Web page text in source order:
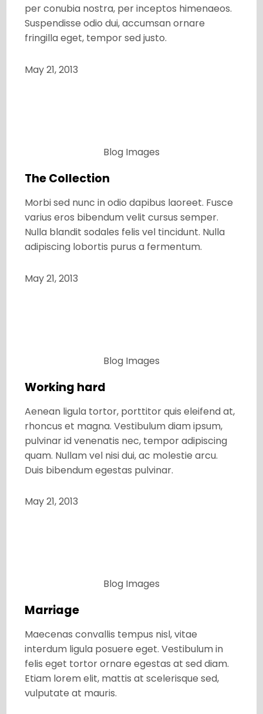
per conubia nostra, per inceptos himenaeos.
Suspendisse odio dui, accumsan ornare
fringilla eget, tempor sed justo.
May 21, 2013
Blog Images
The Collection
Morbi sed nunc in odio dapibus laoreet. Fusce
varius eros bibendum velit cursus semper.
Nulla blandit sodales felis vel tincidunt. Nulla
adipiscing lobortis purus a fermentum.
May 21, 2013
Blog Images
Working hard
Aenean ligula tortor, porttitor quis eleifend at,
rhoncus et magna. Vestibulum diam ipsum,
pulvinar id venenatis nec, tempor adipiscing
quam. Nullam vel nisi dui, ac molestie arcu.
Duis bibendum egestas pulvinar.
May 21, 2013
Blog Images
Marriage
Maecenas convallis tempus nisl, vitae
interdum ligula posuere eget. Vestibulum in
felis eget tortor ornare egestas at sed diam.
Etiam lorem elit, mattis at scelerisque sed,
vulputate at mauris.